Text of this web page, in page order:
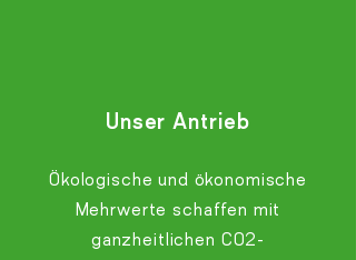
Unser Antrieb
Ökologische und ökonomische
Mehrwerte schaffen mit
ganzheitlichen CO2-